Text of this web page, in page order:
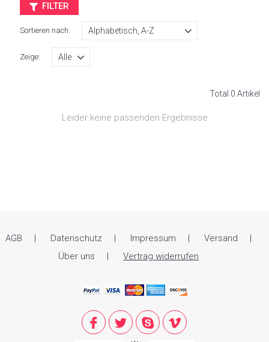
FILTER
Sortieren nach:
Zeige:
Total 0 Artikel
Leider keine passenden Ergebnisse
AGB Datenschutz Impressum
Versand
Über uns
Vertrag widerrufen